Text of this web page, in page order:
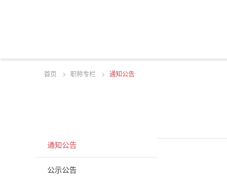
首页 > 职称专栏 > 通知公告
通知公告
公示公告